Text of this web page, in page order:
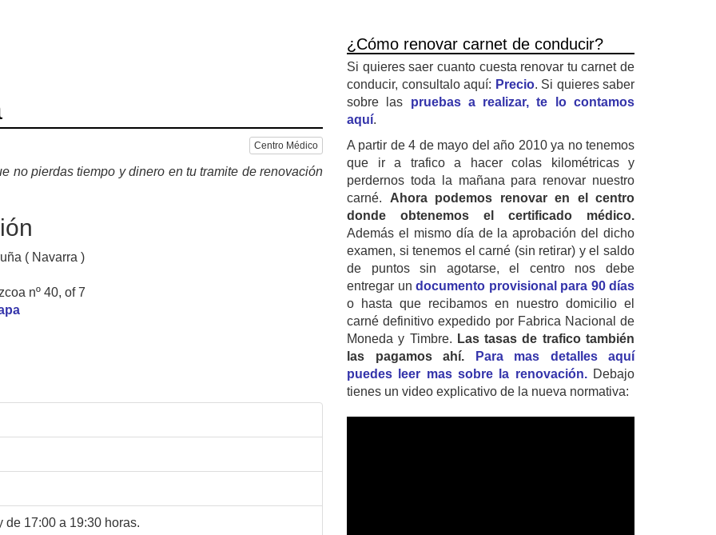
Centro Médico
no pierdas tiempo y dinero en tu tramite de renovación
( Navarra )
nº 40, of 7
de 17:00 a 19:30 horas.
¿Cómo renovar carnet de conducir?
Si quieres saer cuanto cuesta renovar tu carnet de
conducir, consultalo aquí: Precio. Si quieres saber
sobre las pruebas a realizar, te lo contamos
aquí.
A partir de 4 de mayo del año 2010 ya no tenemos
que ir a trafico a hacer colas kilométricas y
perdernos toda la mañana para renovar nuestro
carné. Ahora podemos renovar en el centro
donde obtenemos el certificado médico.
Además el mismo día de la aprobación del dicho
examen, si tenemos el carné (sin retirar) y el saldo
de puntos sin agotarse, el centro nos debe
entregar un documento provisional para 90 días
o hasta que recibamos en nuestro domicilio el
carné definitivo expedido por Fabrica Nacional de
Moneda y Timbre. Las tasas de trafico también
las pagamos ahí.
Para mas detalles aquí
puedes leer mas sobre la renovación.Debajo
tienes un video explicativo de la nueva normativa: